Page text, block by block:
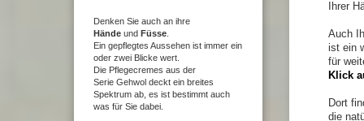
Denken Sie auch an ihre
Hände und Füsse
Ein gepflegtes Aussehen ist immer ein
oder zwei Blicke wert.
Die Pflegecremes aus der
Serie Gehwol deckt ein breites
Spektrum ab, es ist bestimmt auch
was für Sie dabei.
Ihrer
Auch
ist ein
für
Klick
Dort
die